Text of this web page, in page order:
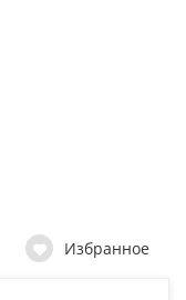
Избранное